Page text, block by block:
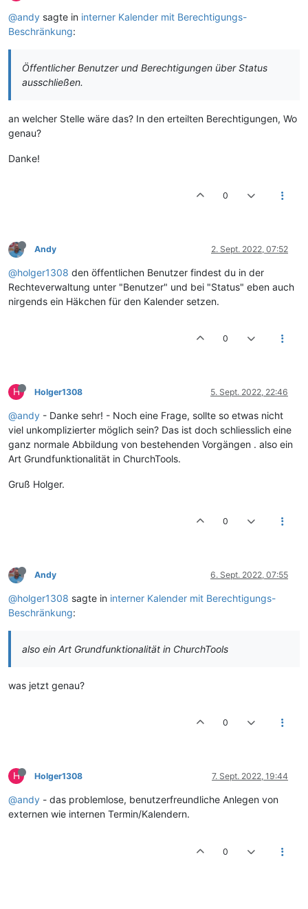
@andy sagte in interner Kalender mit Berechtigungs-
Beschränkung:
Öffentlicher Benutzer und Berechtigungen über Status
ausschließen.
an welcher Stelle wäre das? In den erteilten Berechtigungen, Wo
genau?
Danke!
0
Andy 2. Sept. 2022, 07:52
@holger1308 den öffentlichen Benutzer findest du in der
Rechteverwaltung unter "Benutzer" und bei "Status" eben auch
nirgends ein Häkchen für den Kalender setzen.
0
H Holger1308 5. Sept. 2022, 22:46
@andy - Danke sehr! - Noch eine Frage, sollte so etwas nicht
viel unkomplizierter möglich sein? Das ist doch schliesslich eine
ganz normale Abbildung von bestehenden Vorgängen . also ein
Art Grundfunktionalität in ChurchTools.
Gruß Holger.
0
Andy 6. Sept. 2022, 07:55
@holger1308 sagte in interner Kalender mit Berechtigungs-
Beschränkung:
also ein Art Grundfunktionalität in ChurchTools
was jetzt genau?
0
H Holger1308 7. Sept. 2022, 19:44
@andy - das problemlose, benutzerfreundliche Anlegen von
externen wie internen Termin/Kalendern.
0